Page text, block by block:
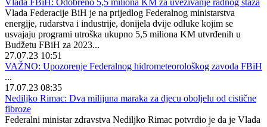
Vlada FBiH: Odobreno 5,5 miliona KM za uvezivanje radnog staža
Vlada Federacije BiH je na prijedlog Federalnog ministarstva
energije, rudarstva i industrije, donijela dvije odluke kojim se
usvajaju programi utroška ukupno 5,5 miliona KM utvrđenih u
Budžetu FBiH za 2023...
27.07.23 10:51
VAŽNO: Upozorenje Federalnog hidrometeorološkog zavoda FBiH
...
17.07.23 08:35
Nediljko Rimac: Dva milijuna maraka za djecu oboljelu od cistične
fibroze
Federalni ministar zdravstva Nediljko Rimac potvrdio je da je Vlada